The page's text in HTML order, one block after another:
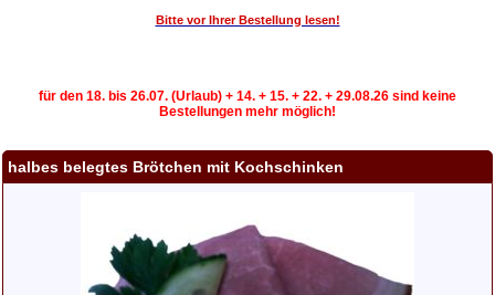
Bitte vor Ihrer Bestellung lesen!
für den 18. bis 26.07. (Urlaub) + 14. + 15. + 22. + 29.08.26 sind keine
Bestellungen mehr möglich!
halbes belegtes Brötchen mit Kochschinken